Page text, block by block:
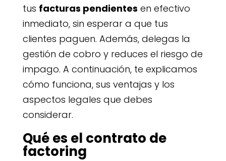
tus facturas pendientes en efectivo
inmediato, sin esperar a que tus
clientes paguen. Además, delegas la
gestión de cobro y reduces el riesgo de
impago. A continuación, te explicamos
cómo funciona, sus ventajas y los
aspectos legales que debes
considerar.
Qué es el contrato de
factoring